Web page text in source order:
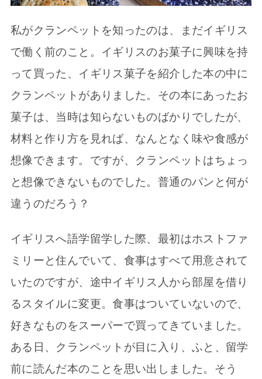
私がクランペットを知ったのは、まだイギリス
で働く前のこと。イギリスのお菓子に興味を持
って買った、イギリス菓子を紹介した本の中に
クランペットがありました。その本にあったお
菓子は、当時は知らないものばかりでしたが、
材料と作り方を見れば、なんとなく味や食感が
想像できます。ですが、クランペットはちょっ
と想像できないものでした。普通のパンと何が
違うのだろう？
イギリスへ語学留学した際、最初はホストファ
ミリーと住んでいて、食事はすべて用意されて
いたのですが、途中イギリス人から部屋を借り
るスタイルに変更。食事はついていないので、
好きなものをスーパーで買ってきていました。
ある日、クランペットが目に入り、ふと、留学
前に読んだ本のことを思い出しました。そう